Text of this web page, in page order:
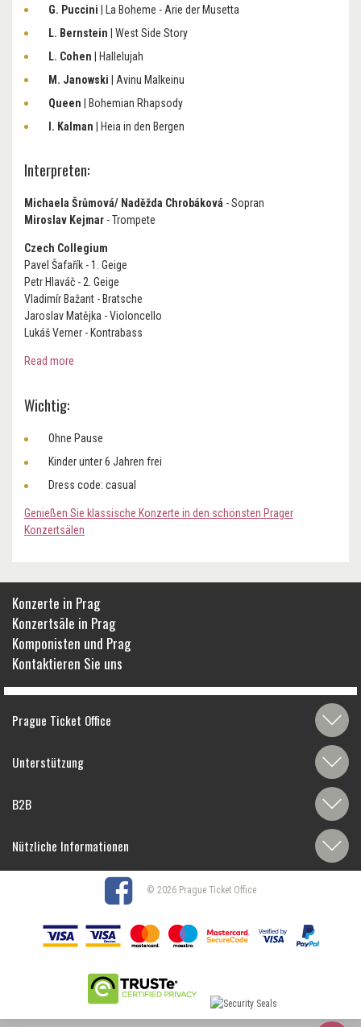
G. Puccini | La Boheme - Arie der Musetta
L. Bernstein | West Side Story
L. Cohen | Hallelujah
M. Janowski | Avinu Malkeinu
Queen | Bohemian Rhapsody
I. Kalman | Heia in den Bergen
Interpreten:
Michaela Šrůmová/ Naděžda Chrobáková - Sopran
Miroslav Kejmar - Trompete
Czech Collegium
Pavel Šafařík - 1. Geige
Petr Hlaváč - 2. Geige
Vladimír Bažant - Bratsche
Jaroslav Matějka - Violoncello
Lukáš Verner - Kontrabass
Read more
Wichtig:
Ohne Pause
Kinder unter 6 Jahren frei
Dress code: casual
Genießen Sie klassische Konzerte in den schönsten Prager
Konzertsälen
Konzerte in Prag
Konzertsäle in Prag
Komponisten und Prag
Kontaktieren Sie uns
Prague Ticket Office
Unterstützung
B2B
Nützliche Informationen
© 2026 Prague Ticket Office